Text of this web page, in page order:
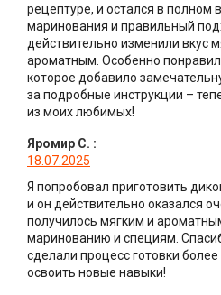
рецептуре, и остался в полном
маринования и правильный
действительно изменили вкус
ароматным. Особенно
которое добавило
за подробные инструкции –
из моих любимых!
Яромир С. :
18.07.2025
Я попробовал приготовить
и он действительно оказался
получилось мягким и
маринованию и специям.
сделали процесс готовки
освоить новые навыки!